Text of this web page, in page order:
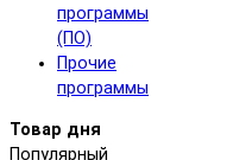
программы
(ПО)
Прочие
программы
Товар дня
Популярный